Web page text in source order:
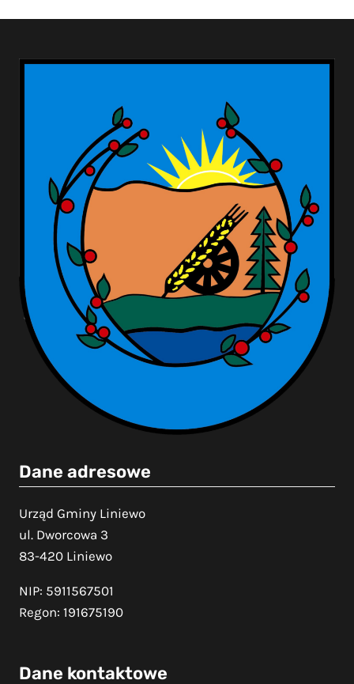
Dane adresowe
Urząd Gminy Liniewo
ul. Dworcowa 3
83-420 Liniewo
Dane kontaktowe
tel.: (58) 687 85 20
fax: (58) 687 85 22
e-mail: ug@liniewo.pl